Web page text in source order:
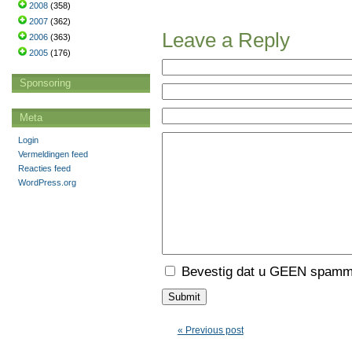
Leave a Reply
Bevestig dat u GEEN
« Previous post
2008 (358)
2007 (362)
2006 (363)
2005 (176)
Sponsoring
Meta
Login
Vermeldingen feed
Reacties feed
WordPress.org